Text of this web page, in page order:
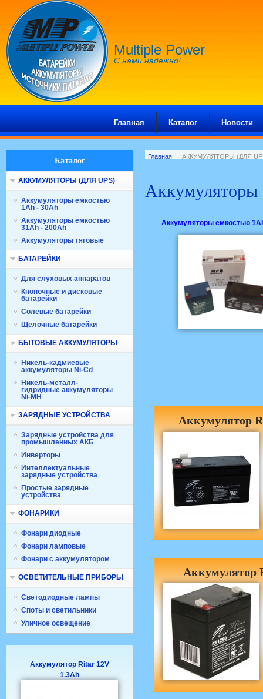
Multiple Power
С нами надежно!
Главная Каталог Новости
Каталог
АККУМУЛЯТОРЫ (ДЛЯ UPS)
Аккумуляторы емкостью
1Ah - 30Ah
Аккумуляторы емкостью
31Ah - 200Ah
Аккумуляторы тяговые
БАТАРЕЙКИ
Для слуховых аппаратов
Кнопочные и дисковые
батарейки
Солевые батарейки
Щелочные батарейки
БЫТОВЫЕ АККУМУЛЯТОРЫ
Никель-кадмиевые
аккумуляторы Ni-Cd
Никель-металл-
гидридные аккумуляторы
Ni-MH
ЗАРЯДНЫЕ УСТРОЙСТВА
Зарядные устройства для
промышленных АКБ
Инверторы
Интеллектуальные
зарядные устройства
Простые зарядные
устройства
ФОНАРИКИ
Фонари диодные
Фонари ламповые
Фонари с аккумулятором
ОСВЕТИТЕЛЬНЫЕ ПРИБОРЫ
Светодиодные лампы
Споты и светильники
Уличное освещение
Аккумулятор Ritar 12V
1.3Ah
Главная → АККУМУЛЯТОРЫ (ДЛЯ
Аккумуляторы
Аккумуляторы емкостью
Аккумулятор
Аккумулятор